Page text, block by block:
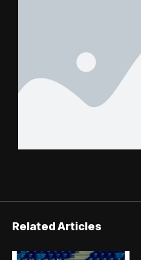
Related Articles